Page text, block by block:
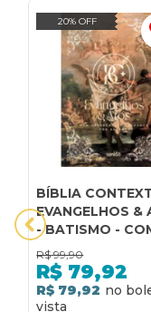
20% OFF
BÍBLIA
EVANGELHOS &
- BATISMO -
REFERÊNCIAS
CRUZADAS POR
EXTENSO
R$ 99,90
R$ 79,92
R$ 79,92